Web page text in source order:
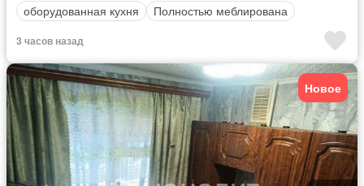
оборудованная кухня
Полностью меблирована
3 часов назад
Новое